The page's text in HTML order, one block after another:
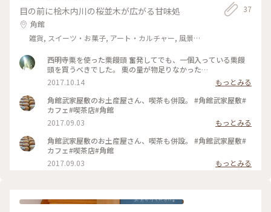
目の前に桧木内川の桜並木が広がる甘味処
角館
雑貨, スイーツ・お菓子, アート・カルチャー, 風景・
37
西明寺栗を使った栗饅頭 奮発してでも、一個入っている栗饅
頭を買うべきでした。 栗の量が物足りなかった…
2017.10.14
もっとみる
角館武家屋敷のお土産屋さん、喫茶も併設。 #角館武家屋敷#
カフェ#喫茶店#角館
2017.09.03
もっとみる
角館武家屋敷のお土産屋さん、喫茶も併設。 #角館武家屋敷#
カフェ#喫茶店#角館
2017.09.03
もっとみる